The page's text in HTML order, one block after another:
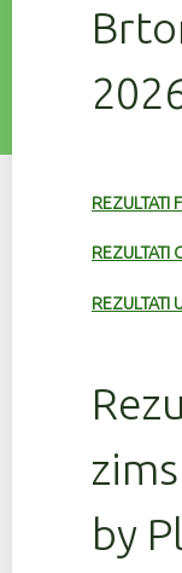
REZULTATI
REZULTATI
REZULTATI
by